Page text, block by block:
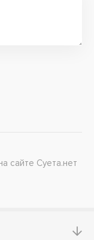
сайте Суета.нет